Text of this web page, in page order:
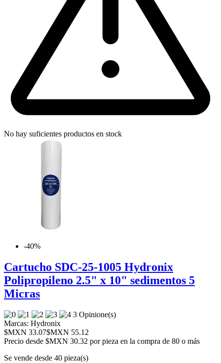
No hay suficientes productos en stock
-40%
Cartucho SDC-25-1005 Hydronix
Polipropileno 2.5" x 10" sedimentos 5
Micras
3 Opinione(s)
Marcas: Hydronix
$MXN 33.07$MXN 55.12
Precio desde $MXN 30.32 por pieza en la compra de 80 o más
Se vende desde 40 pieza(s)